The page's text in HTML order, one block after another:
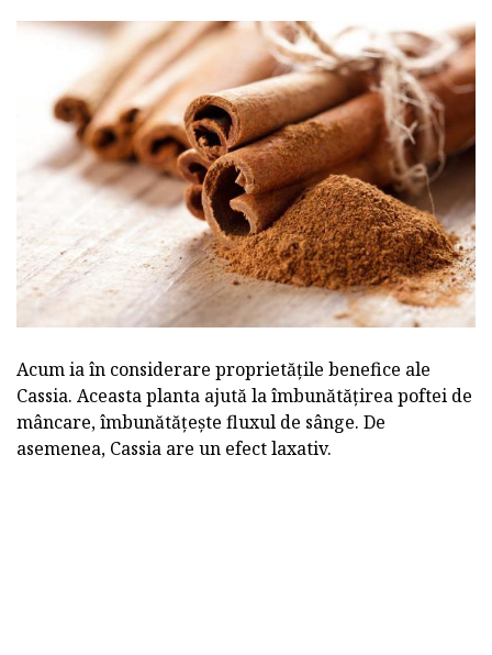
Acum ia în considerare proprietățile benefice ale
Cassia. Aceasta planta ajută la îmbunătățirea poftei de
mâncare, îmbunătățește fluxul de sânge. De
asemenea, Cassia are un efect laxativ.